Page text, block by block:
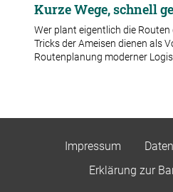
Kurze Wege, schnell
Wer plant eigentlich die
Tricks der Ameisen dienen als
Routenplanung moderner
Impressum
Erklärung zur